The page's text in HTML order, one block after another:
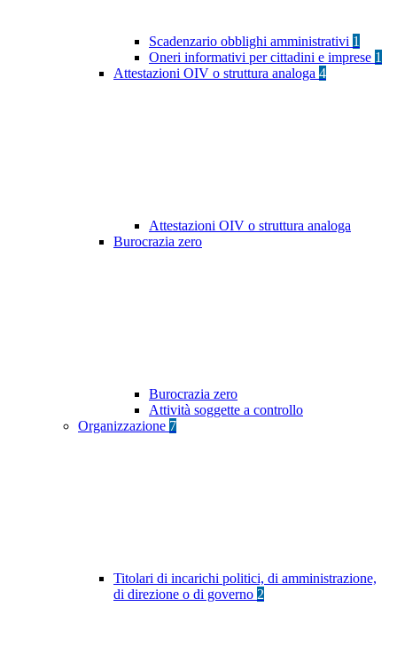
Scadenzario obblighi amministrativi 1
Oneri informativi per cittadini e imprese 1
Attestazioni OIV o struttura analoga 4
Attestazioni OIV o struttura analoga
Burocrazia zero
Burocrazia zero
Attività soggette a controllo
Organizzazione 7
Titolari di incarichi politici, di amministrazione,
di direzione o di governo 2